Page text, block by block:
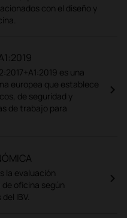
con el diseño y
es una
europea que establece
de seguridad y
de trabajo para
la evaluación
oficina según
IBV.